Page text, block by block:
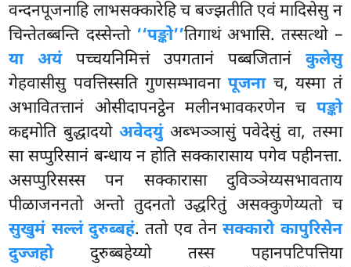
वन्दनपूजनाहि लाभसक्कारेहि च बज्झतीति एवं मादिसेसु न
चिन्तेतब्बन्ति दस्सेन्तो ‘‘पङ्को’’तिगाथं अभासि. तस्सत्थो –
या अयंपच्चयनिमित्तं उपगतानं पब्बजितानं कुलेसु
गेहवासीसु पवत्तिस्सति गुणसम्भावना पूजनाच, यस्मा तं
अभावितत्तानं ओसीदापनट्ठेन मलीनभावकरणेन च पङ्को
कद्दमोति बुद्धादयो अवेदयुंअब्भञ्ञासुं पवेदेसुं वा, तस्मा
सा सप्पुरिसानं बन्धाय न होति सक्कारासाय पगेव पहीनत्ता.
असप्पुरिसस्स पन सक्कारासा दुविञ्ञेय्यसभावताय
पीळाजननतो अन्तो तुदनतो उद्धरितुं असक्कुणेय्यतो च
सुखुमं सल्लं दुरुब्बहं. ततो एव तेनसक्कारो कापुरिसेन
दुज्जहोदुरुब्बहेय्यो तस्स पहानपटिपत्तिया